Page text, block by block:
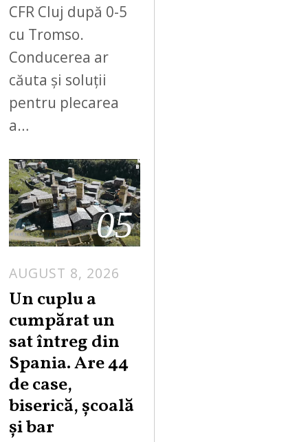
CFR Cluj după 0-5
cu Tromso.
Conducerea ar
căuta și soluții
pentru plecarea
a…
05
AUGUST 8, 2026
Un cuplu a
cumpărat un
sat întreg din
Spania. Are 44
de case,
biserică, școală
și bar